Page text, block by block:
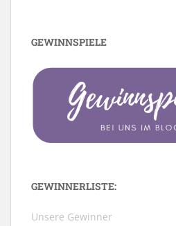
GEWINNSPIELE
GEWINNERLISTE:
Unsere Gewinner